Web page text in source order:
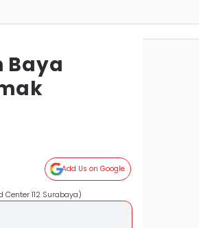
Baya
Add Us on Google
112 Surabaya)